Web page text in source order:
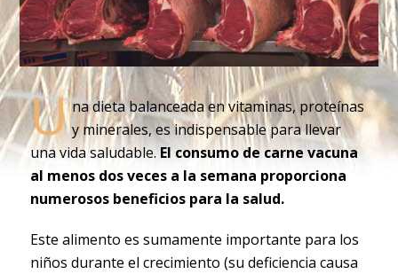
U na dieta balanceada en vitaminas, proteínas
y minerales, es indispensable para llevar
una vida saludable. El consumo de carne vacuna
al menos dos veces a la semana proporciona
numerosos beneficios para la salud.
Este alimento es sumamente importante para los
niños durante el crecimiento (su deficiencia causa